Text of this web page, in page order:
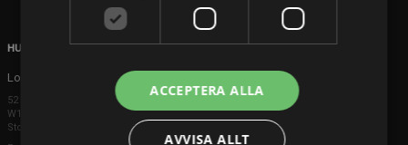
HUVUDKONTOR
London
52 Brook Street
W1K 5DS London
Storbritannien
ACCEPTERA ALLA
AVVISA ALLT